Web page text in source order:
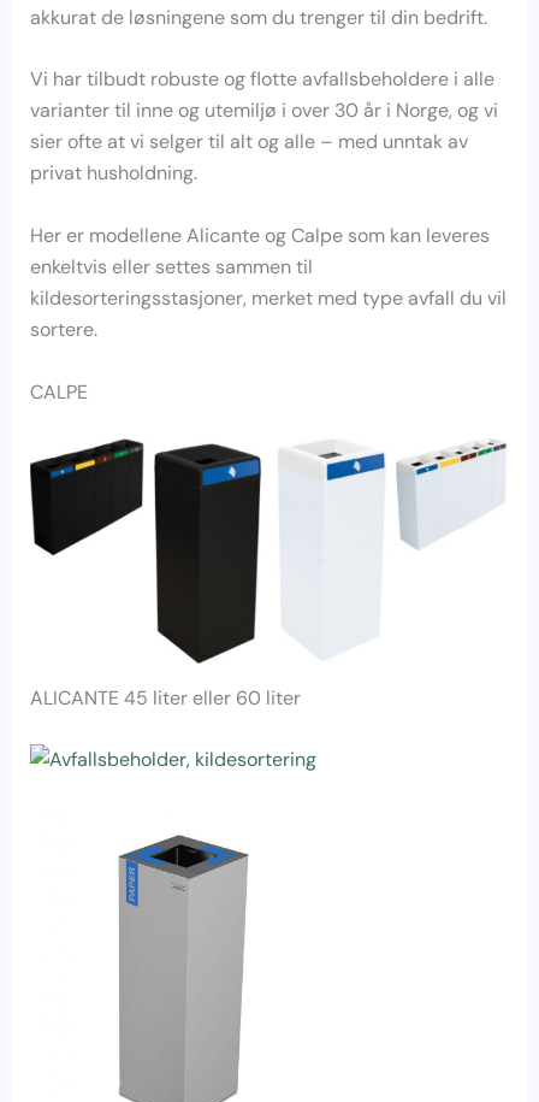
akkurat de løsningene som du trenger til din bedrift.
Vi har tilbudt robuste og flotte avfallsbeholdere i alle
varianter til inne og utemiljø i over 30 år i Norge, og vi
sier ofte at vi selger til alt og alle – med unntak av
privat husholdning.
Her er modellene Alicante og Calpe som kan leveres
enkeltvis eller settes sammen til
kildesorteringsstasjoner, merket med type avfall du vil
sortere.
CALPE
ALICANTE 45 liter eller 60 liter